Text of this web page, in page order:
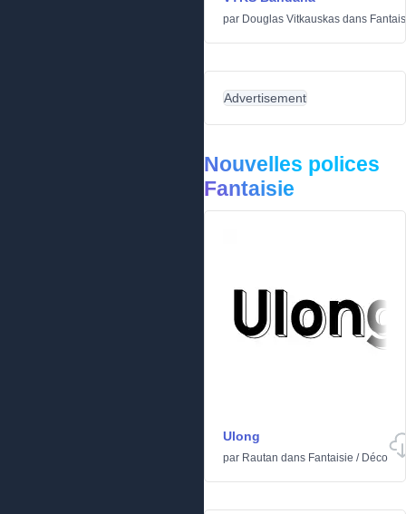
par Douglas Vitkauskas dans
Advertisement
Nouvelles polices
Fantaisie
Ulong
par Rautan dans Fantaisie / Déco